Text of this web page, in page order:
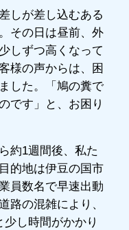
しが差し込むある
その日は昼前、外
しずつ高くなって
様の声からは、困
した。「鳩の糞で
です」と、お困り
約1週間後、私た
的地は伊豆の国市
員数名で早速出動
路の混雑により、
し時間がかかり